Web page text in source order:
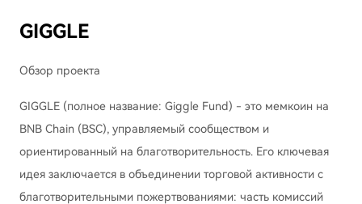
GIGGLE
Обзор проекта
GIGGLE (полное название: Giggle Fund) - это мемкоин на
BNB Chain (BSC), управляемый сообществом и
ориентированный на благотворительность. Его ключевая
идея заключается в объединении торговой активности с
благотворительными пожертвованиями: часть комиссий